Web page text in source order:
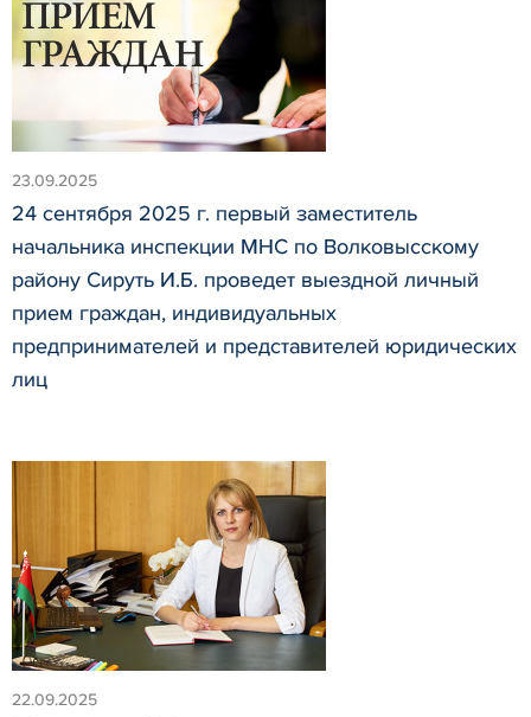
23.09.2025
24 сентября 2025 г. первый заместитель
начальника инспекции МНС по Волковысскому
району Сируть И.Б. проведет выездной личный
прием граждан, индивидуальных
предпринимателей и представителей юридических
лиц
22.09.2025